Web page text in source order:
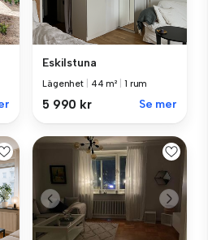
Eskilstuna
Lägenhet 44 m² 1 rum
5 990 kr Se mer